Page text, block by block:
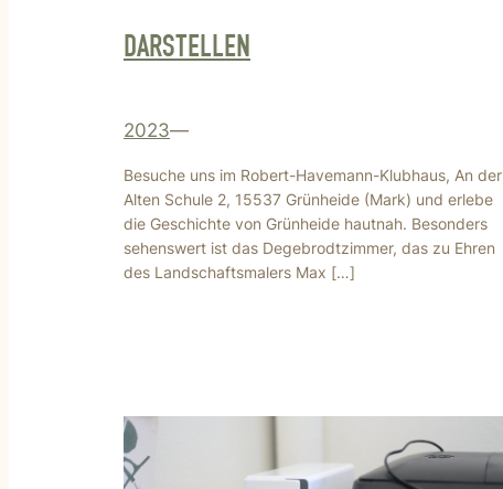
DARSTELLEN
2023—
Besuche uns im Robert-Havemann-Klubhaus, An der
Alten Schule 2, 15537 Grünheide (Mark) und erlebe
die Geschichte von Grünheide hautnah. Besonders
sehenswert ist das Degebrodtzimmer, das zu Ehren
des Landschaftsmalers Max […]